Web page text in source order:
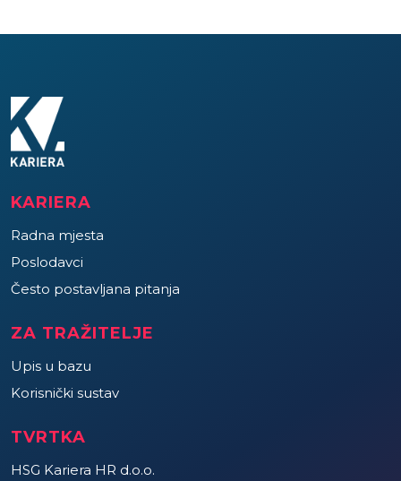
KARIERA
Radna mjesta
Poslodavci
Često postavljana pitanja
ZA TRAŽITELJE
Upis u bazu
Korisnički sustav
TVRTKA
HSG Kariera HR d.o.o.